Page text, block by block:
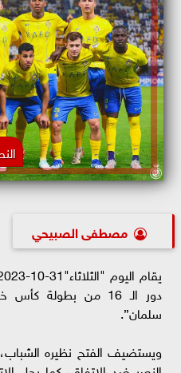
مصطفى الصبيحي
دور الـ 16 من بطولة
سلمان”.
ويستضيف الفتح نظيره